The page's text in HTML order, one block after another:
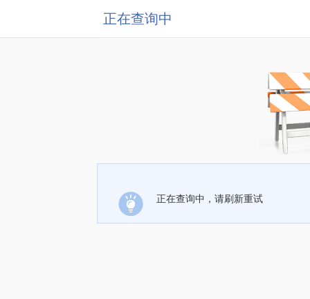
正在查询中
正在查询中，请刷新重试